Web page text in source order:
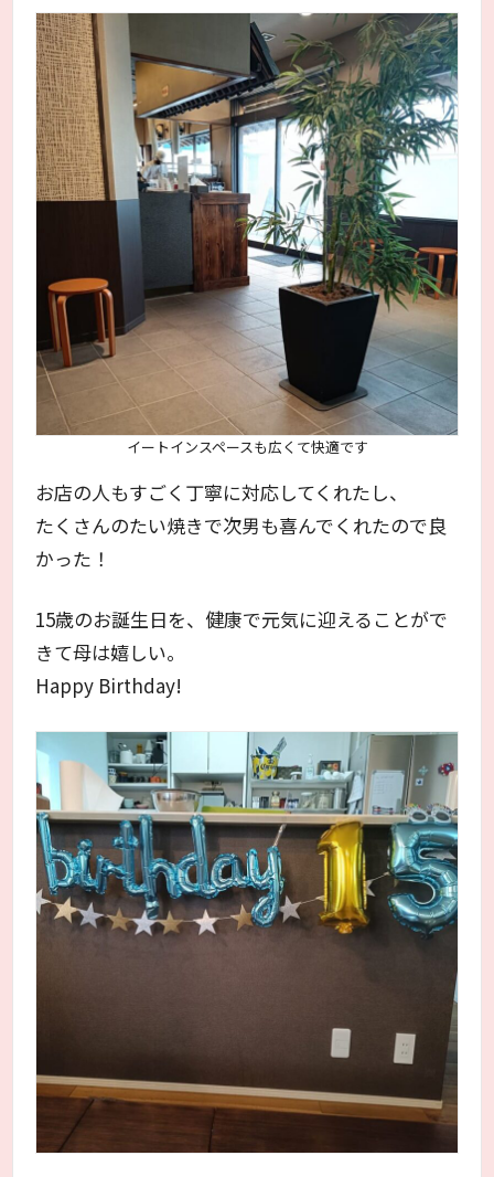
イートインスペースも広くて快適です
お店の人もすごく丁寧に対応してくれたし、
たくさんのたい焼きで次男も喜んでくれたので良
かった！
15歳のお誕生日を、健康で元気に迎えることがで
きて母は嬉しい。
Happy Birthday!